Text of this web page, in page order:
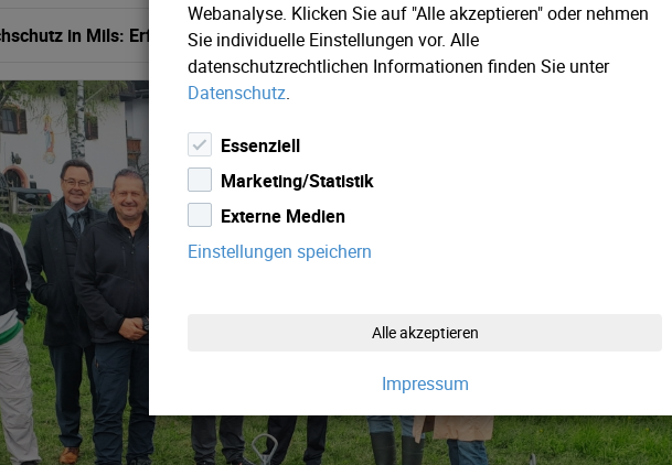
in Mils: Erfolgreiche Umsiedlung im Zuge einer Revision
Webanalyse. Klicken Sie auf "Alle akzeptieren" oder nehmen
Sie individuelle Einstellungen vor. Alle
datenschutzrechtlichen Informationen finden Sie unter
Datenschutz.
Essenziell
Marketing/Statistik
Externe Medien
Einstellungen speichern
Alle akzeptieren
Impressum